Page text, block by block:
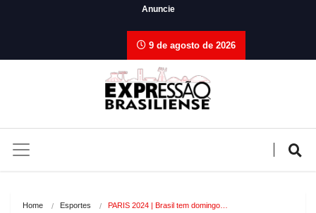
Anuncie
9 de agosto de 2026
Home Esportes PARIS 2024 | Brasil tem domingo…